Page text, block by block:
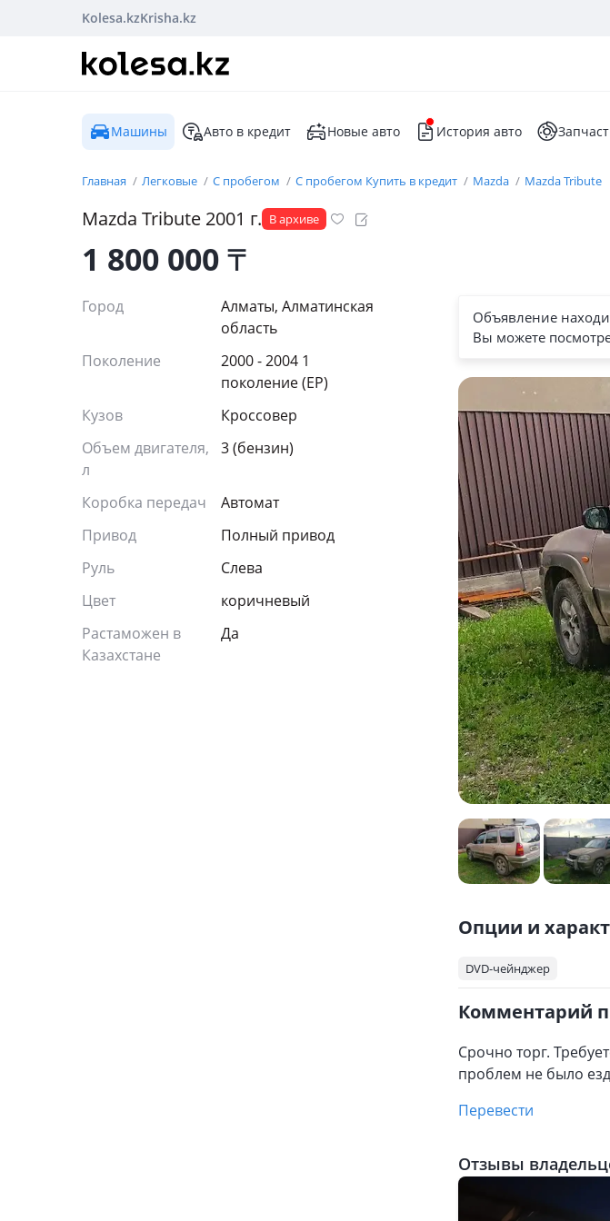
Kolesa.kzKrisha.kz
Машины Авто в кредит Новые авто История авто
Главная Легковые С пробегом С пробегом Купить в кредит Mazda Mazda Tribute
Mazda Tribute 2001 г. В архиве
1 800 000₸
Город
Алматы, Алматинская
область
Поколение
2000 - 2004 1
поколение (EP)
Кузов
Кроссовер
Объем двигателя,
л
3 (бензин)
Коробка передач
Автомат
Привод
Полный привод
Руль
Слева
Цвет
коричневый
Растаможен в
Казахстане
Да
Объявление
Вы можете
Опции и
DVD-чейнджер
Комментарий
Срочно торг.
проблем не было
Перевести
Отзывы